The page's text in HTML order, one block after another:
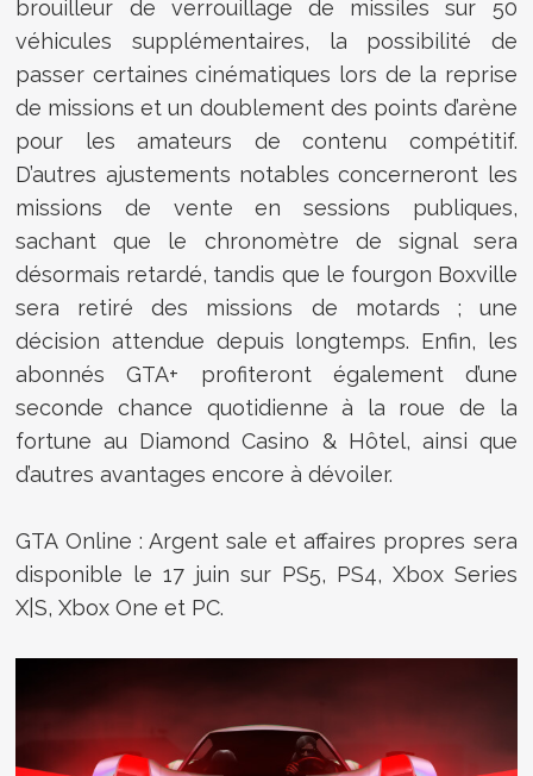
brouilleur de verrouillage de missiles sur 50
véhicules supplémentaires, la possibilité de
passer certaines cinématiques lors de la reprise
de missions et un doublement des points d’arène
pour les amateurs de contenu compétitif.
D’autres ajustements notables concerneront les
missions de vente en sessions publiques,
sachant que le chronomètre de signal sera
désormais retardé, tandis que le fourgon Boxville
sera retiré des missions de motards ; une
décision attendue depuis longtemps. Enfin, les
abonnés GTA+ profiteront également d’une
seconde chance quotidienne à la roue de la
fortune au Diamond Casino & Hôtel, ainsi que
d’autres avantages encore à dévoiler.
GTA Online : Argent sale et affaires propres sera
disponible le 17 juin sur PS5, PS4, Xbox Series
X|S, Xbox One et PC.